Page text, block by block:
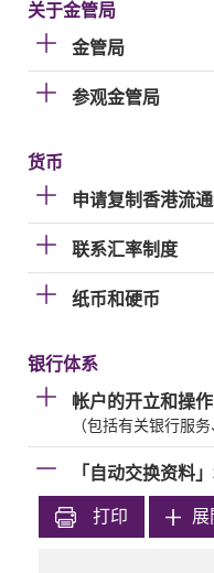
关于金管局
金管局
参观金管局
货币
申请复制香港流
联系汇率制度
纸币和硬币
银行体系
帐户的开立和操作
（包括有关银行服
「自动交换资料
打印 展